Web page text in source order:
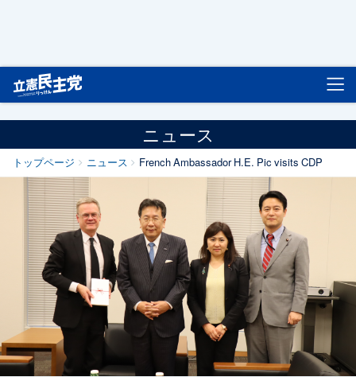
ニュース
トップページ ニュース French Ambassador H.E. Pic visits CDP